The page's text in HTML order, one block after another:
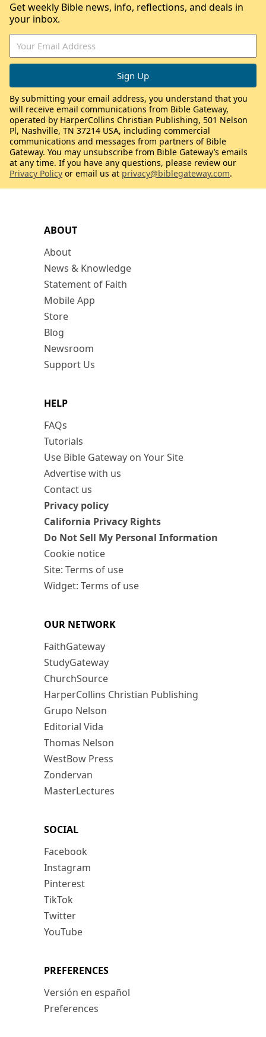
ABOUT
About
News & Knowledge
Statement of Faith
Mobile App
Store
Blog
Newsroom
Support Us
HELP
FAQs
Tutorials
Use Bible Gateway on Your Site
Advertise with us
Contact us
Privacy policy
California Privacy Rights
Do Not Sell My Personal Information
Cookie notice
Site: Terms of use
Widget: Terms of use
OUR NETWORK
FaithGateway
StudyGateway
ChurchSource
HarperCollins Christian Publishing
Grupo Nelson
Editorial Vida
Thomas Nelson
WestBow Press
Zondervan
MasterLectures
SOCIAL
Facebook
Instagram
Pinterest
TikTok
Twitter
YouTube
PREFERENCES
Versión en español
Preferences
Get weekly Bible news, info, reflections, and deals in
your inbox.
By submitting your email address, you understand that you
will receive email communications from Bible Gateway,
operated by HarperCollins Christian Publishing, 501 Nelson
Pl, Nashville, TN 37214 USA, including commercial
communications and messages from partners of Bible
Gateway. You may unsubscribe from Bible Gateway’s emails
at any time. If you have any questions, please review our
Privacy Policy or email us at privacy@biblegateway.com.